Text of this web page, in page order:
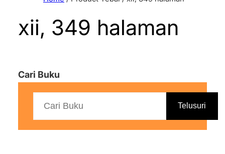
xii, 349 halaman
Cari Buku
Telusuri